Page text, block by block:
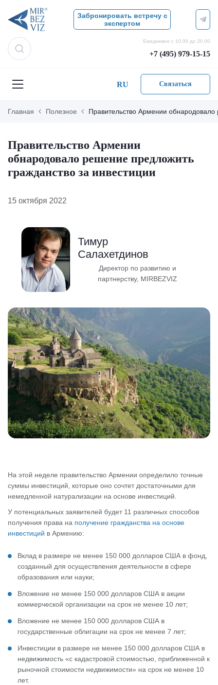
Забронировать встречу с
экспертом
Ежедневно с 10.00 до 20.00
+7 (495) 979-15-15
RU Связаться
Главная Полезное Правительство Армении
Правительство Армении
обнародовало решение предложить
гражданство за инвестиции
15 октября 2022
Тимур
Салахетдинов
Директор по развитию и
партнерству, MIRBEZVIZ
На этой неделе правительство Армении определило точные
суммы инвестиций, которые оно сочтет достаточными для
немедленной натурализации на основе инвестиций.
У потенциальных заявителей будет 11 различных способов
получения права на получение гражданства на основе
инвестиций в Армению:
Вклад в размере не менее 150 000 долларов США в фонд,
созданный для осуществления деятельности в сфере
образования или науки;
Вложение не менее 150 000 долларов США в акции
коммерческой организации на срок не менее 10 лет;
Вложение не менее 150 000 долларов США в
государственные облигации на срок не менее 7 лет;
Инвестиции в размере не менее 150 000 долларов США в
недвижимость «с кадастровой стоимостью, приближенной к
рыночной стоимости недвижимости» на срок не менее 10
лет.